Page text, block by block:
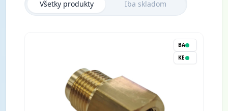
Všetky produkty Iba skladom
BA
KE